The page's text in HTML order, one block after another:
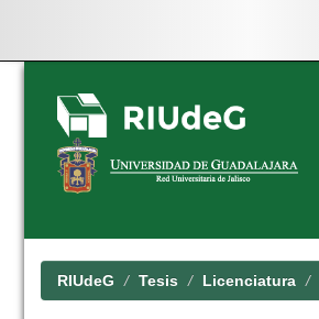
Skip
navigation
RIUdeG Tesis Licenciatura